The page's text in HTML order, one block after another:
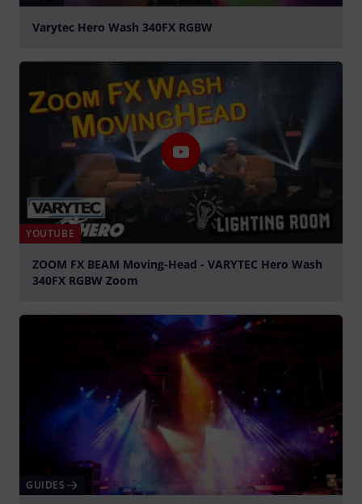
Varytec Hero Wash 340FX RGBW
YOUTUBE
ZOOM FX BEAM Moving-Head - VARYTEC Hero Wash
340FX RGBW Zoom
GUIDES